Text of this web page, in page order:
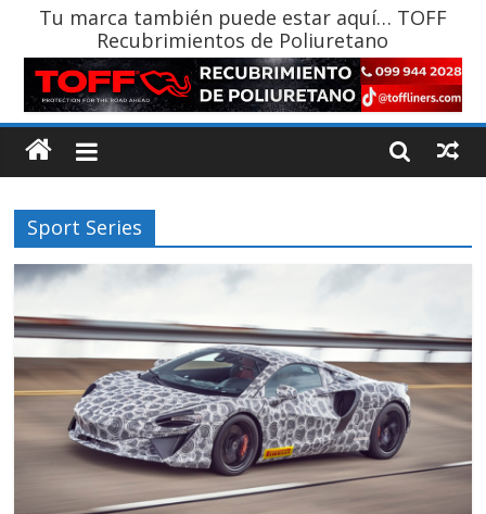
Tu marca también puede estar aquí… TOFF
Recubrimientos de Poliuretano
Sport Series